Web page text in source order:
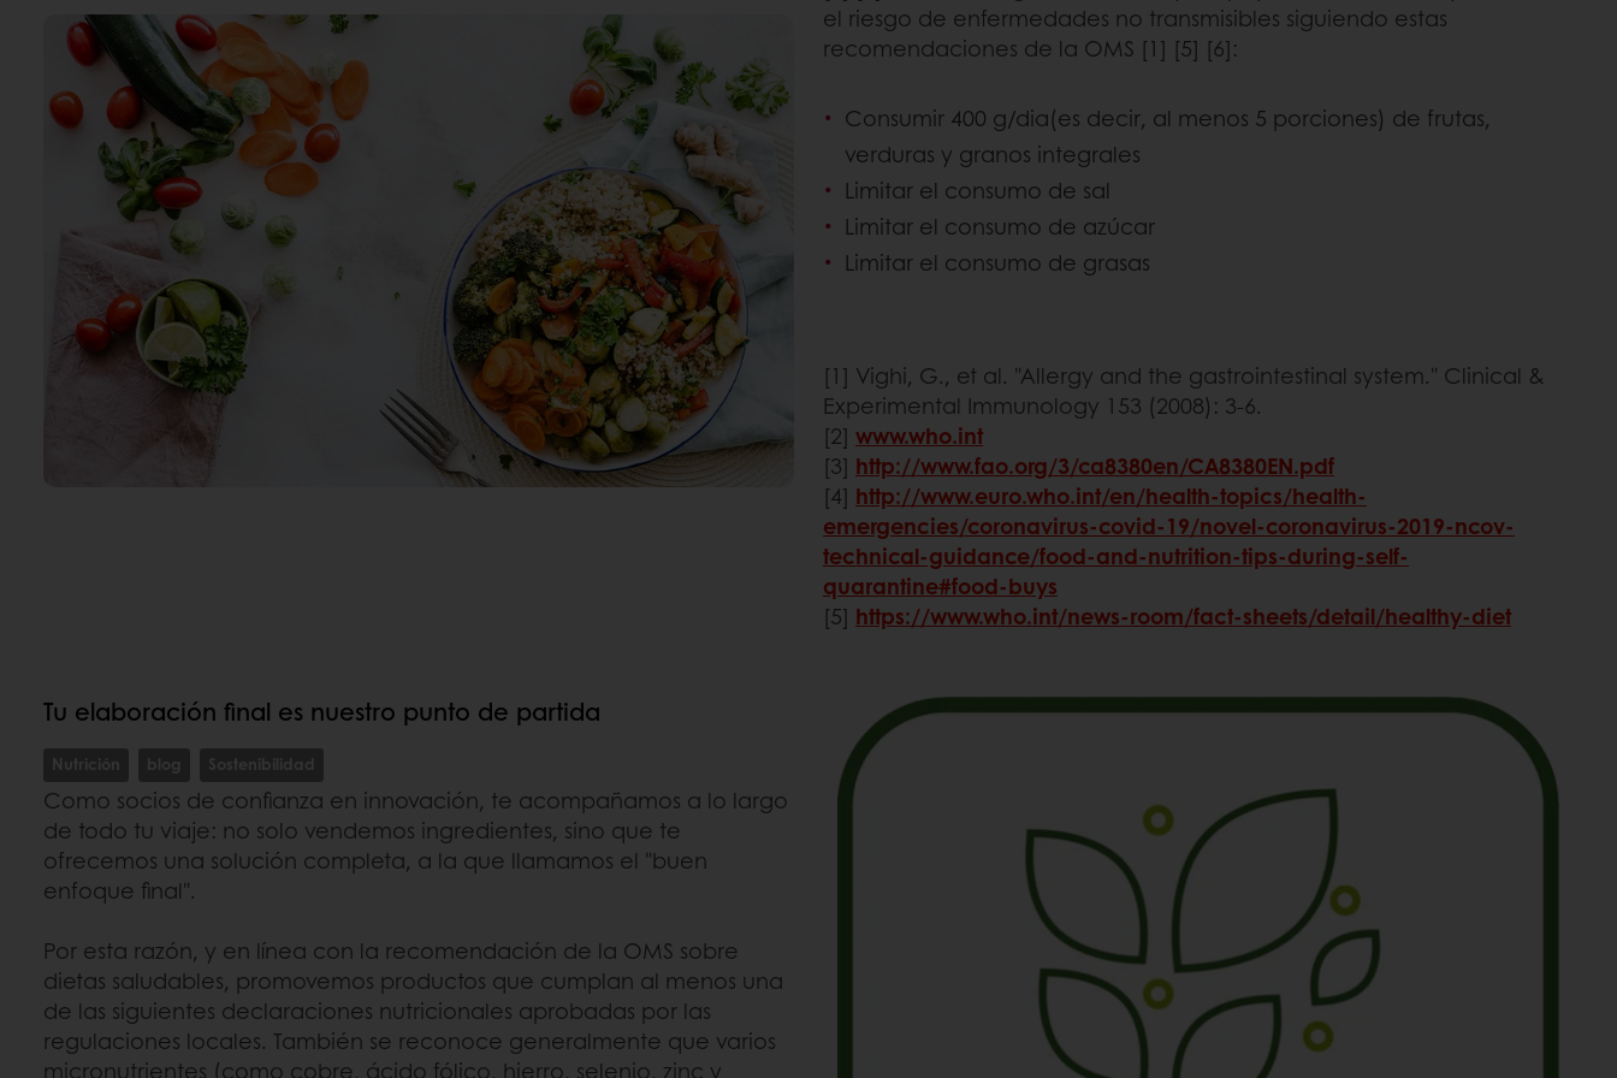
el riesgo de enfermedades no transmisibles siguiendo estas
recomendaciones de la OMS [1] [5] [6]:
Consumir 400 g/dia(es decir, al menos 5 porciones) de frutas,
verduras y granos integrales
Limitar el consumo de sal
Limitar el consumo de azúcar
Limitar el consumo de grasas
[1] Vighi, G., et al. "Allergy and the gastrointestinal system." Clinical &
Experimental Immunology 153 (2008): 3-6.
[2] www.who.int
[3] http://www.fao.org/3/ca8380en/CA8380EN.pdf
[4] http://www.euro.who.int/en/health-topics/health-
emergencies/coronavirus-covid-19/novel-coronavirus-2019-ncov-
technical-guidance/food-and-nutrition-tips-during-self-
quarantine#food-buys
[5] https://www.who.int/news-room/fact-sheets/detail/healthy-diet
Tu elaboración final es nuestro punto de partida
Nutrición blog Sostenibilidad
Como socios de confianza en innovación, te acompañamos a lo largo
de todo tu viaje: no solo vendemos ingredientes, sino que te
ofrecemos una solución completa, a la que llamamos el "buen
enfoque final".
Por esta razón, y en línea con la recomendación de la OMS sobre
dietas saludables, promovemos productos que cumplan al menos una
de las siguientes declaraciones nutricionales aprobadas por las
regulaciones locales. También se reconoce generalmente que varios
micronutrientes (como cobre, ácido fólico, hierro, selenio, zinc y